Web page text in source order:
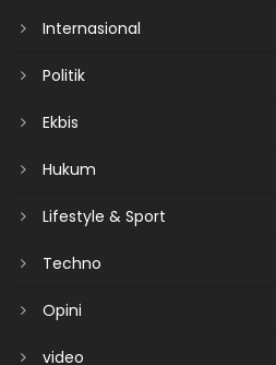
Internasional
Politik
Ekbis
Hukum
Lifestyle & Sport
Techno
Opini
video